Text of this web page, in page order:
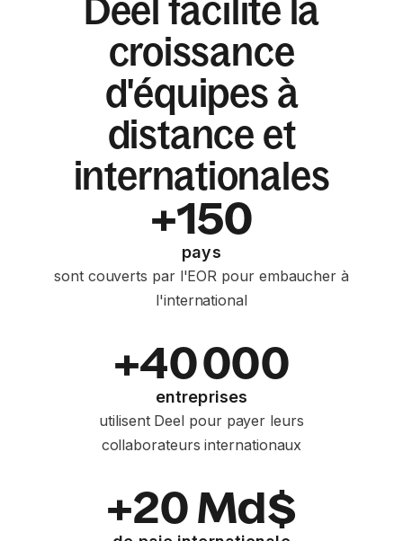
Deel facilite la
croissance
d'équipes à
distance et
internationales
+150
pays
sont couverts par l'EOR pour embaucher à
l'international
+40 000
entreprises
utilisent Deel pour payer leurs
collaborateurs internationaux
+20 Md$